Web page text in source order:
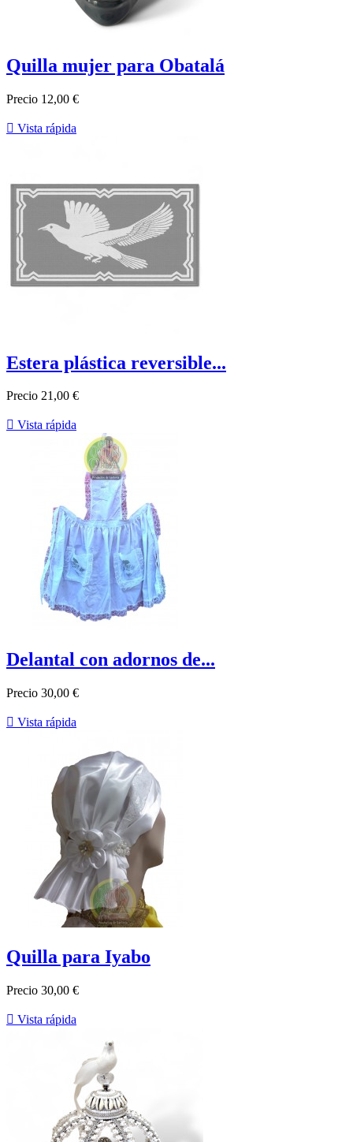
Quilla mujer para Obatalá
Precio 12,00 €
 Vista rápida
Estera plástica reversible...
Precio 21,00 €
 Vista rápida
Delantal con adornos de...
Precio 30,00 €
 Vista rápida
Quilla para Iyabo
Precio 30,00 €
 Vista rápida